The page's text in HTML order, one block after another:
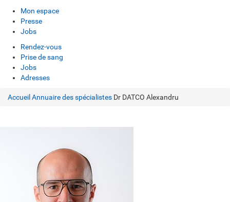
Mon espace
Presse
Jobs
Rendez-vous
Prise de sang
Jobs
Adresses
Accueil Annuaire des spécialistes Dr DATCO Alexandru